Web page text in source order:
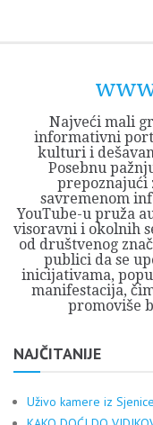
Najveći mali
informativni
kulturi i
Posebnu
prepoznajući
savremenom
YouTube-u pruža
visoravni i okolnih
od društvenog
publici da se
inicijativama,
manifestacija,
promoviše
NAJČITANIJE
Uživo kamere iz